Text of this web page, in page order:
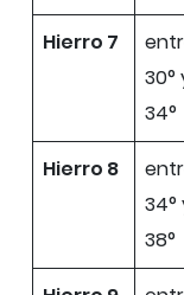
Hierro 7
30°
34°
Hierro 8
34°
38°